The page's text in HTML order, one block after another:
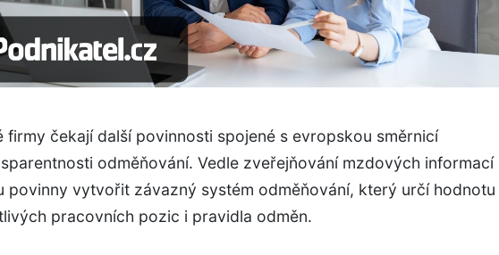
firmy čekají další povinnosti spojené s evropskou směrnicí
odměňování. Vedle zveřejňování mzdových informací
povinny vytvořit závazný systém odměňování, který určí hodnotu
pracovních pozic i pravidla odměn.